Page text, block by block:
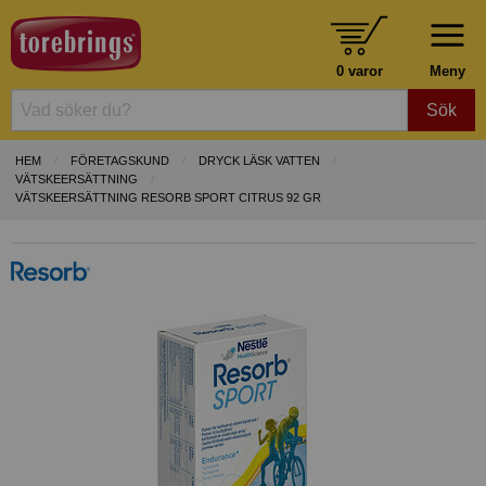
Meny
0 varor
Sök
HEM FÖRETAGSKUND
DRYCK LÄSK VATTEN
VÄTSKEERSÄTTNING
VÄTSKEERSÄTTNING RESORB SPORT CITRUS 92 GR